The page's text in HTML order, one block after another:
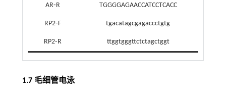
AR⁃R TGGGGAGAACCATCCTCACC
RP2⁃F tgacatagcgagaccctgtg
RP2⁃R ttggtgggttctctagctggt
1.7 毛细管电泳